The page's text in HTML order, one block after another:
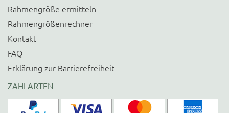
Rahmengröße ermitteln
Rahmengrößenrechner
Kontakt
FAQ
Erklärung zur Barrierefreiheit
ZAHLARTEN